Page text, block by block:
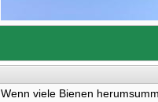
Wenn viele Bienen